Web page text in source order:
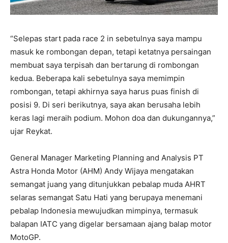
“Selepas start pada race 2 in sebetulnya saya mampu
masuk ke rombongan depan, tetapi ketatnya persaingan
membuat saya terpisah dan bertarung di rombongan
kedua. Beberapa kali sebetulnya saya memimpin
rombongan, tetapi akhirnya saya harus puas finish di
posisi 9. Di seri berikutnya, saya akan berusaha lebih
keras lagi meraih podium. Mohon doa dan dukungannya,”
ujar Reykat.
General Manager Marketing Planning and Analysis PT
Astra Honda Motor (AHM) Andy Wijaya mengatakan
semangat juang yang ditunjukkan pebalap muda AHRT
selaras semangat Satu Hati yang berupaya menemani
pebalap Indonesia mewujudkan mimpinya, termasuk
balapan IATC yang digelar bersamaan ajang balap motor
MotoGP.